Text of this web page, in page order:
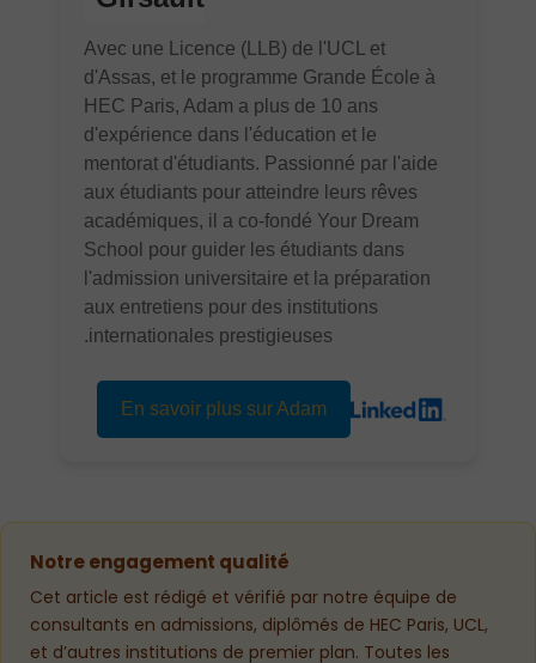
Avec une Licence (LLB) de l'UCL et
d'Assas, et le programme Grande École à
HEC Paris, Adam a plus de 10 ans
d'expérience dans l'éducation et le
mentorat d'étudiants. Passionné par l'aide
aux étudiants pour atteindre leurs rêves
académiques, il a co-fondé Your Dream
School pour guider les étudiants dans
l'admission universitaire et la préparation
aux entretiens pour des institutions
internationales prestigieuses.
En savoir plus sur Adam
Notre engagement qualité
Cet article est rédigé et vérifié par notre équipe de
consultants en admissions, diplômés de HEC Paris, UCL,
et d’autres institutions de premier plan. Toutes les